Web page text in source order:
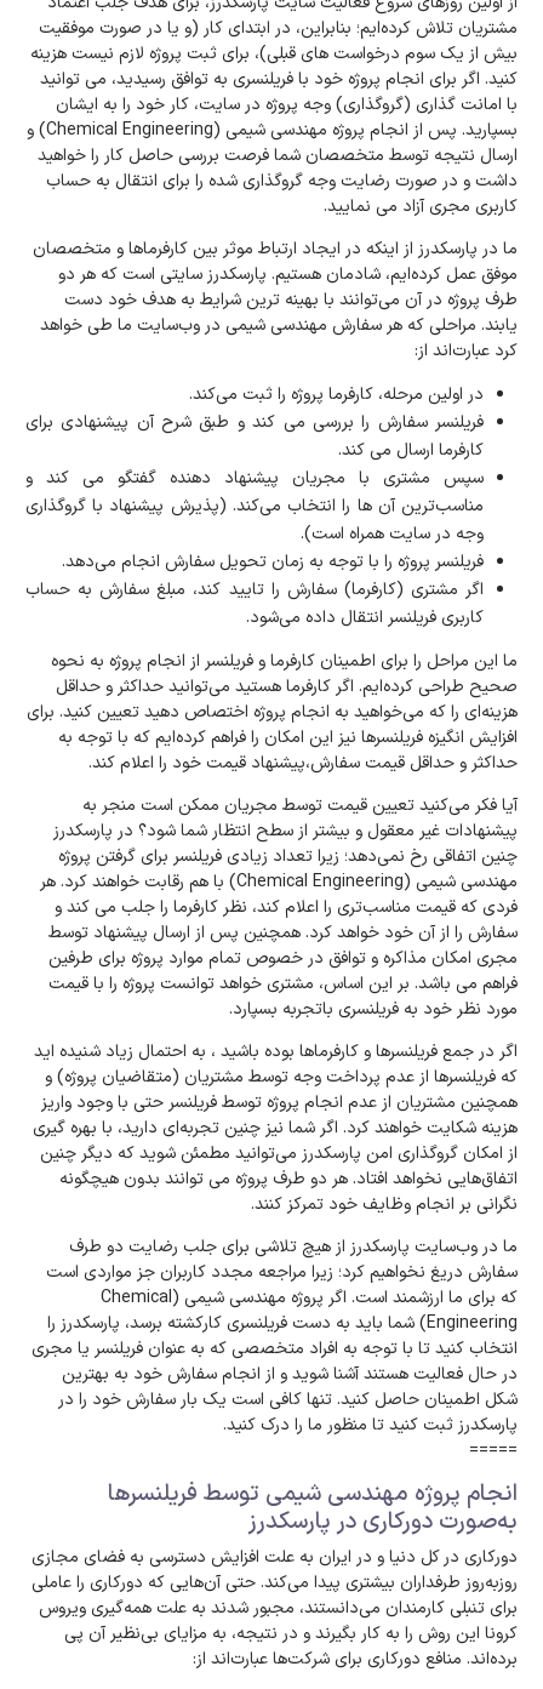
مشتریان تلاش کرده‌ایم؛ بنابراین، در ابتدای کار (و یا در صورت موفقیت
بیش از یک سوم درخواست های قبلی)، برای ثبت پروژه لازم نیست هزینه
کنید. اگر برای انجام پروژه خود با فریلنسری به توافق رسیدید، می توانید
با امانت گذاری (گروگذاری) وجه پروژه در سایت، کار خود را به ایشان
بسپارید. پس از انجام پروژه مهندسی شیمی (Chemical Engineering) و
ارسال نتیجه توسط متخصصان شما فرصت بررسی حاصل کار را خواهید
داشت و در صورت رضایت وجه گروگذاری شده را برای انتقال به حساب
کاربری مجری آزاد می نمایید.
ما در پارسکدرز از اینکه در ایجاد ارتباط موثر بین کارفرماها و متخصصان
موفق عمل کرده‌ایم، شادمان هستیم. پارسکدرز سایتی است که هر دو
طرف پروژه در آن می‌توانند با بهینه ترین شرایط به هدف خود دست
یابند. مراحلی که هر سفارش مهندسی شیمی در وب‌سایت ما طی خواهد
کرد عبارت‌اند از:
در اولین مرحله، کارفرما پروژه را ثبت می‌کند.
فریلنسر سفارش را بررسی می کند و طبق شرح آن پیشنهادی برای
کارفرما ارسال می کند.
سپس مشتری با مجریان پیشنهاد دهنده گفتگو می کند و
مناسب‌ترین آن ها را انتخاب می‌کند. (پذیرش پیشنهاد با گروگذاری
وجه در سایت همراه است).
فریلنسر پروژه را با توجه به زمان تحویل سفارش انجام می‌دهد.
اگر مشتری (کارفرما) سفارش را تایید کند، مبلغ سفارش به حساب
کاربری فریلنسر انتقال داده می‌شود.
ما این مراحل را برای اطمینان کارفرما و فریلنسر از انجام پروژه به نحوه
صحیح طراحی کرده‌ایم. اگر کارفرما هستید می‌توانید حداکثر و حداقل
هزینه‌ای را که می‌خواهید به انجام پروژه اختصاص دهید تعیین کنید. برای
افزایش انگیزه فریلنسرها نیز این امکان را فراهم کرده‌ایم که با توجه به
حداکثر و حداقل قیمت سفارش،پیشنهاد قیمت خود را اعلام کند.
آیا فکر می‌کنید تعیین قیمت توسط مجریان ممکن است منجر به
پیشنهادات غیر معقول و بیشتر از سطح انتظار شما شود؟ در پارسکدرز
چنین اتفاقی رخ نمی‌دهد؛ زیرا تعداد زیادی فریلنسر برای گرفتن پروژه
مهندسی شیمی (Chemical Engineering) با هم رقابت خواهند کرد. هر
فردی که قیمت مناسب‌تری را اعلام کند، نظر کارفرما را جلب می کند و
سفارش را از آن خود خواهد کرد. همچنین پس از ارسال پیشنهاد توسط
مجری امکان مذاکره و توافق در خصوص تمام موارد پروژه برای طرفین
فراهم می باشد. بر این اساس، مشتری خواهد توانست پروژه را با قیمت
مورد نظر خود به فریلنسری باتجربه بسپارد.
اگر در جمع فریلنسرها و کارفرماها بوده باشید ، به احتمال زیاد شنیده اید
که فریلنسرها از عدم پرداخت وجه توسط مشتریان (متقاضیان پروژه) و
همچنین مشتریان از عدم انجام پروژه توسط فریلنسر حتی با وجود واریز
هزینه شکایت خواهند کرد. اگر شما نیز چنین تجربه‌ای دارید، با بهره گیری
از امکان گروگذاری امن پارسکدرز می‌توانید مطمئن شوید که دیگر چنین
اتفاق‌هایی نخواهد افتاد. هر دو طرف پروژه می توانند بدون هیچگونه
نگرانی بر انجام وظایف خود تمرکز کنند.
ما در وب‌سایت پارسکدرز از هیچ تلاشی برای جلب رضایت دو طرف
سفارش دریغ نخواهیم کرد؛ زیرا مراجعه مجدد کاربران جز مواردی است
که برای ما ارزشمند است. اگر پروژه مهندسی شیمی (Chemical
Engineering) شما باید به دست فریلنسری کارکشته برسد، پارسکدرز را
انتخاب کنید تا با توجه به افراد متخصصی که به عنوان فریلنسر یا مجری
در حال فعالیت هستند آشنا شوید و از انجام سفارش خود به بهترین
شکل اطمینان حاصل کنید. تنها کافی است یک بار سفارش خود را در
پارسکدرز ثبت کنید تا منظور ما را درک کنید.
=====
انجام پروژه مهندسی شیمی توسط فریلنسرها
به‌صورت دورکاری در پارسکدرز
دورکاری در کل دنیا و در ایران به علت افزایش دسترسی به فضای مجازی
روزبه‌روز طرفداران بیشتری پیدا می‌کند. حتی آن‌هایی که دورکاری را عاملی
برای تنبلی کارمندان می‌دانستند، مجبور شدند به علت همه‌گیری ویروس
کرونا این روش را به کار بگیرند و در نتیجه، به مزایای بی‌نظیر آن پی
برده‌اند. منافع دورکاری برای شرکت‌ها عبارت‌اند از: